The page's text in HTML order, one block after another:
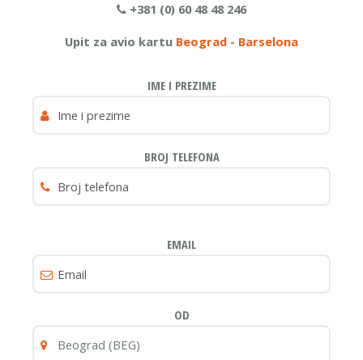
+381 (0) 60 48 48 246
Upit za avio kartu Beograd - Barselona
IME I PREZIME
BROJ TELEFONA
EMAIL
OD